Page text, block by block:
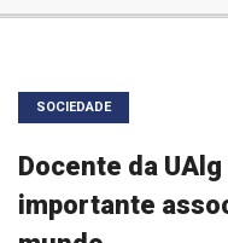
SOCIEDADE
Docente da
importante